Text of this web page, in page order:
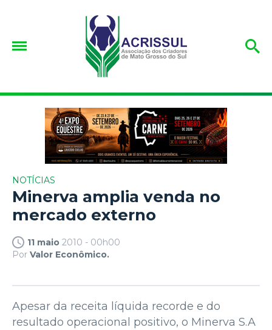
NOTÍCIAS
Minerva amplia venda no
mercado externo
11 maio 2010 - 00h00
Por Valor Econômico.
Apesar da receita líquida recorde e do
resultado operacional positivo, o Minerva S.A